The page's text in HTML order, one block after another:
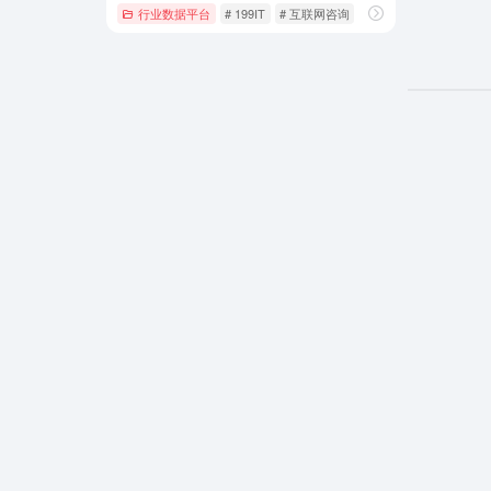
行业数据平台 # 199IT # 互联网咨询 # 互联网数据